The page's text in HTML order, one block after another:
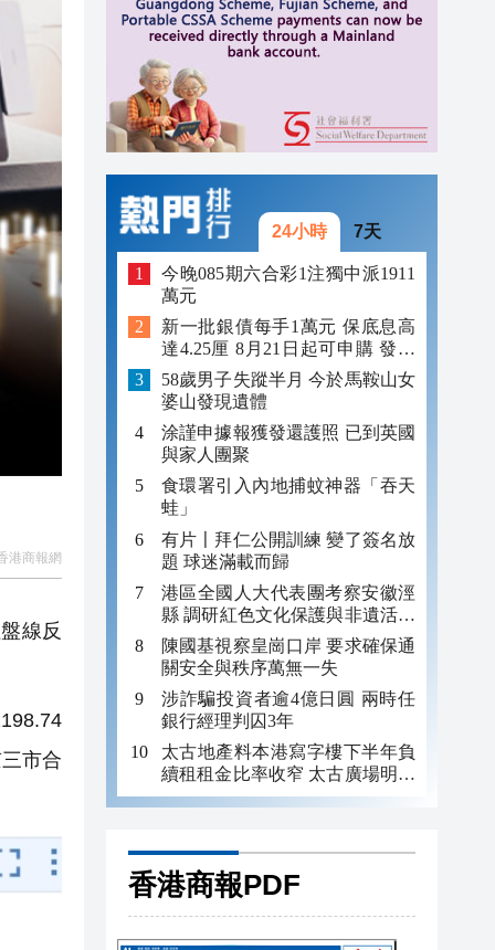
港商報網
線反
市合
24小時 7天
今晚085期六合彩1注獨中派1911
萬元
新一批銀債每手1萬元 保底息高
達4.25厘 8月21日起可申購 發行
金額最多550億
58歲男子失蹤半月 今於馬鞍山女
婆山發現遺體
涂謹申據報獲發還護照 已到英國
與家人團聚
食環署引入內地捕蚊神器「吞天
蛙」
有片〡拜仁公開訓練 變了簽名放
題 球迷滿載而歸
港區全國人大代表團考察安徽涇
縣 調研紅色文化保護與非遺活態
傳承
陳國基視察皇崗口岸 要求確保通
關安全與秩序萬無一失
涉詐騙投資者逾4億日圓 兩時任
銀行經理判囚3年
太古地產料本港寫字樓下半年負
續租租金比率收窄 太古廣場明年
轉正
香港商報PDF